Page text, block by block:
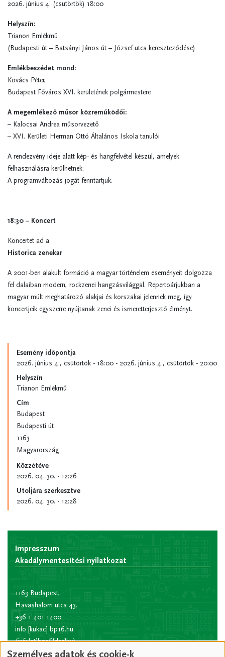
2026. június 4. (csütörtök) 18:00
Helyszín:
Trianon Emlékmű
(Budapesti út – Batsányi János út – József utca kereszteződése)
Emlékbeszédet mond:
Kovács Péter,
Budapest Főváros XVI. kerületének polgármestere
A megemlékező műsor közreműködői:
– Kalocsai Andrea műsorvezető
– XVI. Kerületi Herman Ottó Általános Iskola tanulói
A rendezvény ideje alatt kép- és hangfelvétel készül, amelyek
felhasználásra kerülhetnek.
A programváltozás jogát fenntartjuk.
18:30 – Koncert
Koncertet ad a
Historica zenekar
A 2001-ben alakult formáció a magyar történelem eseményeit dolgozza
fel dalaiban modern, rockzenei hangzásvilággal. Repertoárjukban a
magyar múlt meghatározó alakjai és korszakai jelennek meg, így
koncertjeik egyszerre nyújtanak zenei és ismeretterjesztő élményt.
Esemény időpontja
2026. június 4., csütörtök - 18:00 - 2026. június 4., csütörtök - 20:00
Helyszín
Trianon Emlékmű
Cím
Budapest
Budapesti út
1163
Magyarország
Közzétéve
2026. 04. 30. - 12:26
Utoljára szerkesztve
2026. 04. 30. - 12:28
Impresszum
Akadálymentesítési nyilatkozat
1163 Budapest,
Havashalom utca 43.
+36 1 401 1400
info [kukac] bp16.hu
(info[at]bp16[dot]hu)
Hivatali kapu rövid
Személyes adatok és cookie-k